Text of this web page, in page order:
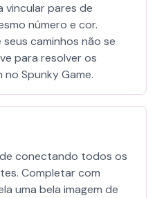
vincular pares de
número e cor.
caminhos não se
para resolver os
no Spunky Game.
conectando todos os
Completar com
uma bela imagem de